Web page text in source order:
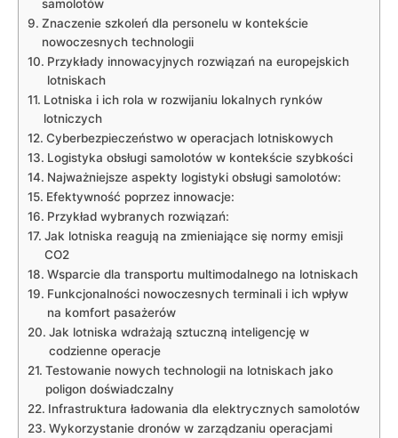
samolotów
Znaczenie szkoleń dla personelu w kontekście
nowoczesnych technologii
Przykłady innowacyjnych rozwiązań na europejskich
lotniskach
Lotniska i ich rola w rozwijaniu lokalnych rynków
lotniczych
Cyberbezpieczeństwo w operacjach lotniskowych
Logistyka obsługi samolotów w kontekście szybkości
Najważniejsze aspekty logistyki obsługi samolotów:
Efektywność poprzez innowacje:
Przykład wybranych rozwiązań:
Jak lotniska reagują na zmieniające się normy emisji
CO2
Wsparcie dla transportu multimodalnego na lotniskach
Funkcjonalności nowoczesnych terminali i ich wpływ
na komfort pasażerów
Jak lotniska wdrażają sztuczną inteligencję w
codzienne operacje
Testowanie nowych technologii na lotniskach jako
poligon doświadczalny
Infrastruktura ładowania dla elektrycznych samolotów
Wykorzystanie dronów w zarządzaniu operacjami